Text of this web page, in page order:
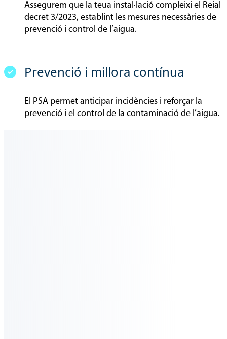
Assegurem que la teua instal·lació compleixi el Reial
decret 3/2023, establint les mesures necessàries de
prevenció i control de l’aigua.
Prevenció i millora contínua
El PSA permet anticipar incidències i reforçar la
prevenció i el control de la contaminació de l’aigua.